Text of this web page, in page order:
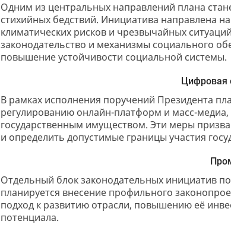
Одним из центральных направлений плана
стихийных бедствий. Инициатива направлена
климатических рисков и чрезвычайных
законодательство и механизмы социального
повышение устойчивости социальной системы.
Цифровая
В рамках исполнения поручений Президента
регулированию онлайн-платформ и масс-
государственным имуществом. Эти меры
и определить допустимые границы участия
Отдельный блок законодательных инициатив
планируется внесение профильного
подход к развитию отрасли, повышению её
потенциала.